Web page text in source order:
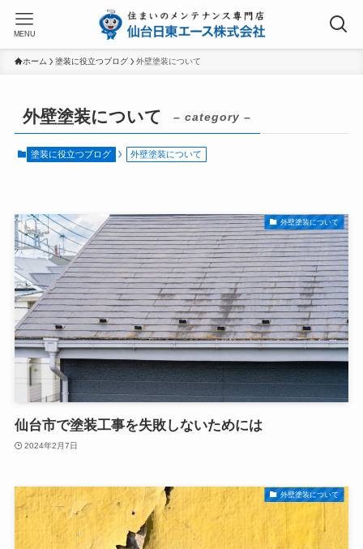
MENU
ホーム 塗装に役立つブログ 外壁塗装について
外壁塗装について – category –
塗装に役立つブログ 外壁塗装について
外壁塗装について
仙台市で塗装工事を失敗しないためには
2024年2月7日
外壁塗装について